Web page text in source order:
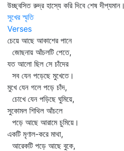
উচ্ছ্বসিত রুদ্র হাস্যে করি দিবে শেষ দীপ্যমান।
সুখের স্মৃতি
Verses
চেয়ে আছে আকাশের পানে
জোছনায় আঁচলটি পেতে,
যত আলো ছিল সে চাঁদের
সব যেন পড়েছে মুখেতে।
মুখে যেন গলে পড়ে চাঁদ,
চোখে যেন পড়িছে ঘুমিয়ে,
সুকোমল শিথিল আঁচলে
পড়ে আছে আরামে চুমিয়ে।
একটি মৃণাল-করে মাথা,
আরেকটি পড়ে আছে বুকে,